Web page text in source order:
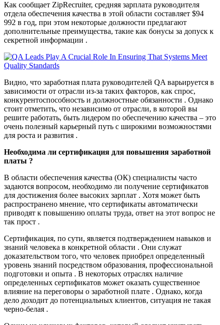
Как сообщает ZipRecruiter, средняя зарплата руководителя
отдела обеспечения качества в этой области составляет $94
992 в год, при этом некоторые должности предлагают
дополнительные преимущества, такие как бонусы за допуск к
секретной информации .
Видно, что заработная плата руководителей QA варьируется в
зависимости от отрасли из-за таких факторов, как спрос,
конкурентоспособность и должностные обязанности . Однако
стоит отметить, что независимо от отрасли, в которой вы
решите работать, быть лидером по обеспечению качества – это
очень полезный карьерный путь с широкими возможностями
для роста и развития .
Необходима ли сертификация для повышения заработной
платы ?
В области обеспечения качества (ОК) специалисты часто
задаются вопросом, необходимо ли получение сертификатов
для достижения более высоких зарплат . Хотя может быть
распространено мнение, что сертификаты автоматически
приводят к повышению оплаты труда, ответ на этот вопрос не
так прост .
Сертификация, по сути, является подтверждением навыков и
знаний человека в конкретной области . Они служат
доказательством того, что человек приобрел определенный
уровень знаний посредством образования, профессиональной
подготовки и опыта . В некоторых отраслях наличие
определенных сертификатов может оказать существенное
влияние на переговоры о заработной плате . Однако, когда
дело доходит до потенциальных клиентов, ситуация не такая
черно-белая .